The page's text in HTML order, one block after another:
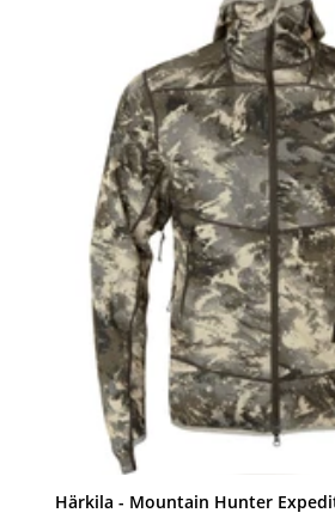
Härkila - Mountain Hunter